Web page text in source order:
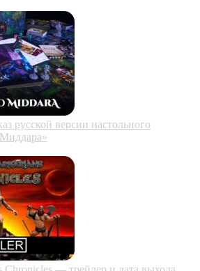
русской версии настольного